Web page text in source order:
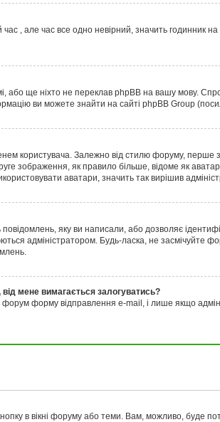
, але час все одно невірний, значить годинник
або ще ніхто не переклав phpBB на вашу мову.
ви можете знайти на сайті phpBB Group
користувача. Залежно від стилю форуму, перше
зображення, як правило більше, відоме як
аватари, значить так вирішив
яку ви написали, або дозволяє
адміністратором. Будь-ласка, не засмічуйте
мене вимагається залогуватись?
форму відправлення e-mail, і лише якщо
в вікні форуму або теми. Вам, можливо, буде